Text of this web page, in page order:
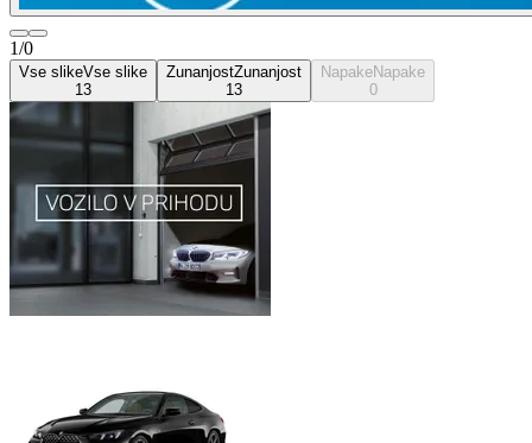
1/0
Vse slikeVse slike
13
ZunanjostZunanjost
13
NapakeNapake
0